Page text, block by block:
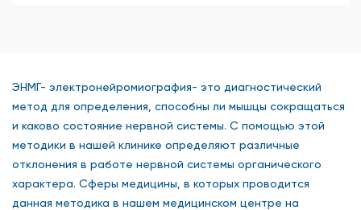
ЭНМГ- электронейромиография- это диагностический
метод для определения, способны ли мышцы сокращаться
и каково состояние нервной системы. С помощью этой
методики в нашей клинике определяют различные
отклонения в работе нервной системы органического
характера. Сферы медицины, в которых проводится
данная методика в нашем медицинском центре на